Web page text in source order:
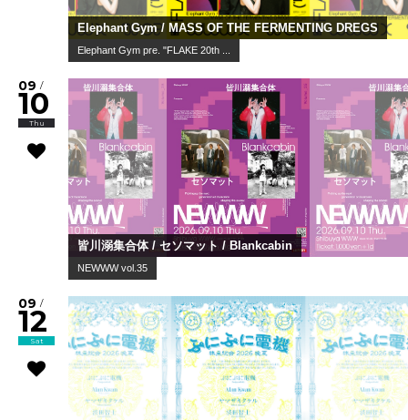
Elephant Gym / MASS OF THE FERMENTING DREGS
Elephant Gym pre. "FLAKE 20th ...
09 /
10
Thu
皆川溺集合体 / セソマット / Blankcabin
NEWWW vol.35
09 /
12
Sat